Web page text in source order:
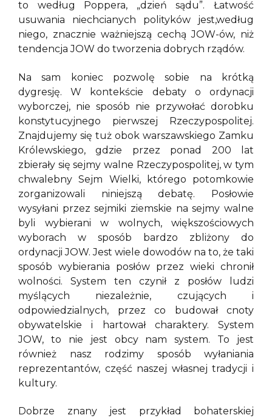
to według Poppera, „dzień sądu”. Łatwość
usuwania niechcianych polityków jest,według
niego, znacznie ważniejszą cechą JOW-ów, niż
tendencja JOW do tworzenia dobrych rządów.
Na sam koniec pozwolę sobie na krótką
dygresję. W kontekście debaty o ordynacji
wyborczej, nie sposób nie przywołać dorobku
konstytucyjnego pierwszej Rzeczypospolitej.
Znajdujemy się tuż obok warszawskiego Zamku
Królewskiego, gdzie przez ponad 200 lat
zbierały się sejmy walne Rzeczypospolitej, w tym
chwalebny Sejm Wielki, którego potomkowie
zorganizowali niniejszą debatę. Posłowie
wysyłani przez sejmiki ziemskie na sejmy walne
byli wybierani w wolnych, większościowych
wyborach w sposób bardzo zbliżony do
ordynacji JOW. Jest wiele dowodów na to, że taki
sposób wybierania posłów przez wieki chronił
wolności. System ten czynił z posłów ludzi
myślących niezależnie, czujących i
odpowiedzialnych, przez co budował cnoty
obywatelskie i hartował charaktery. System
JOW, to nie jest obcy nam system. To jest
również nasz rodzimy sposób wyłaniania
reprezentantów, część naszej własnej tradycji i
kultury.
Dobrze znany jest przykład bohaterskiej